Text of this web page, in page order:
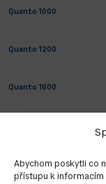
Abychom poskytli co
přístupu k informacím
Quanto 1000
Quanto 1200
Quanto 1600
Quanto 2300